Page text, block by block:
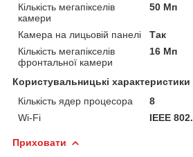
Кількість мегапікселів
камери
50 Мп
Камера на лицьовій панелі
Так
Кількість мегапікселів
фронтальної камери
16 Мп
Користувальницькі характеристики
Кількість ядер процесора
8
Wi-Fi
IEEE
Приховати